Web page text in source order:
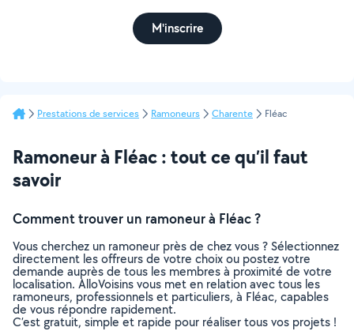
M'inscrire
Prestations de services Ramoneurs Charente Fléac
Ramoneur à Fléac : tout ce qu’il faut
savoir
Comment trouver un ramoneur à Fléac ?
Vous cherchez un ramoneur près de chez vous ? Sélectionnez
directement les offreurs de votre choix ou postez votre
demande auprès de tous les membres à proximité de votre
localisation. AlloVoisins vous met en relation avec tous les
ramoneurs, professionnels et particuliers, à Fléac, capables
de vous répondre rapidement.
C’est gratuit, simple et rapide pour réaliser tous vos projets !